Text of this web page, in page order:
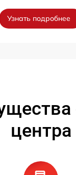
Узнать подробнее
центра